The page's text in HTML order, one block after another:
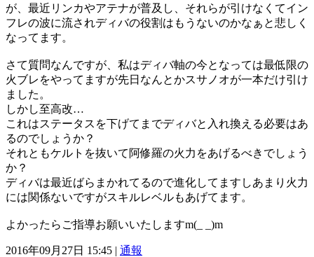
が、最近リンカやアテナが普及し、それらが引けなくてイン
フレの波に流されディバの役割はもうないのかなぁと悲しく
なってます。
さて質問なんですが、私はディバ軸の今となっては最低限の
火ブレをやってますが先日なんとかスサノオが一本だけ引け
ました。
しかし至高改…
これはステータスを下げてまでディバと入れ換える必要はあ
るのでしょうか？
それともケルトを抜いて阿修羅の火力をあげるべきでしょう
か？
ディバは最近ばらまかれてるので進化してますしあまり火力
には関係ないですがスキルレベルもあげてます。
よかったらご指導お願いいたしますm(_ _)m
2016年09月27日 15:45 | 通報